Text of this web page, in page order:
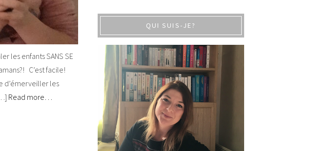
les enfants SANS SE
C’est facile!
d’émerveiller les
Read more…
QUI SUIS-JE?